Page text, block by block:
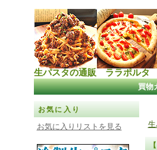
生パスタの通販 ララポルタ
買物
お気に入り
お気に入りリストを見る